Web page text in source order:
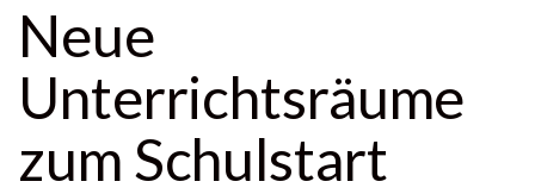
Neue
Unterrichtsräume
zum Schulstart